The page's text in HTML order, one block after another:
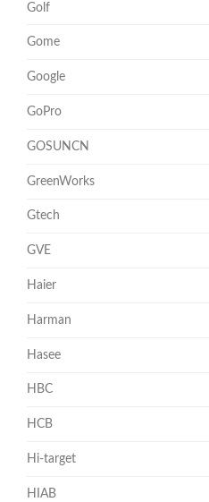
Golf
Gome
Google
GoPro
GOSUNCN
GreenWorks
Gtech
GVE
Haier
Harman
Hasee
HBC
HCB
Hi-target
HIAB